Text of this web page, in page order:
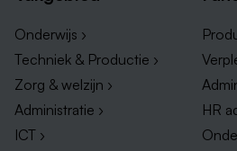
Onderwijs ›
Techniek & Productie ›
Zorg & welzijn ›
Administratie ›
ICT ›
HR